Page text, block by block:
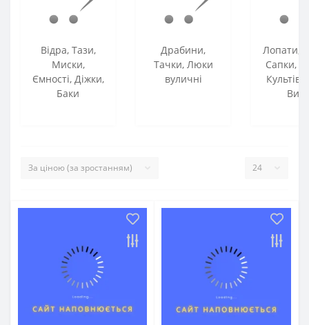
Відра, Тази,
Миски,
Ємності, Діжки,
Баки
Драбини,
Тачки, Люки
вуличні
Лопати,
Сапки,